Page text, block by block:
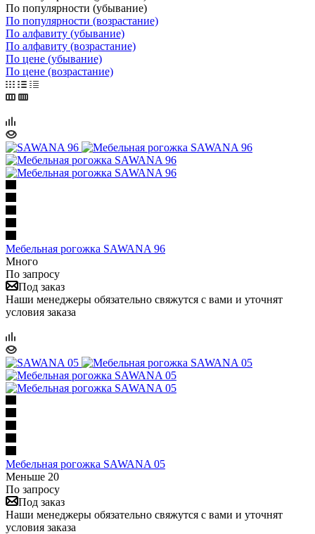
По популярности (убывание)
По популярности (возрастание)
По алфавиту (убывание)
По алфавиту (возрастание)
По цене (убывание)
По цене (возрастание)
Мебельная рогожка SAWANA 96
Много
По запросу
Под заказ
Наши менеджеры обязательно свяжутся с вами и уточнят
условия заказа
Мебельная рогожка SAWANA 05
Меньше 20
По запросу
Под заказ
Наши менеджеры обязательно свяжутся с вами и уточнят
условия заказа